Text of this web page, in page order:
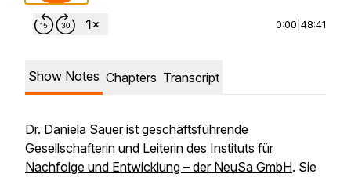
0:00 48:41
Show Notes Chapters Transcript
Dr. Daniela Sauerist geschäftsführende
Gesellschafterin und Leiterin des Instituts für
Nachfolge und Entwicklung – der NeuSa GmbH. Sie